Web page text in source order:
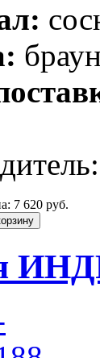
браун
7 620 руб.